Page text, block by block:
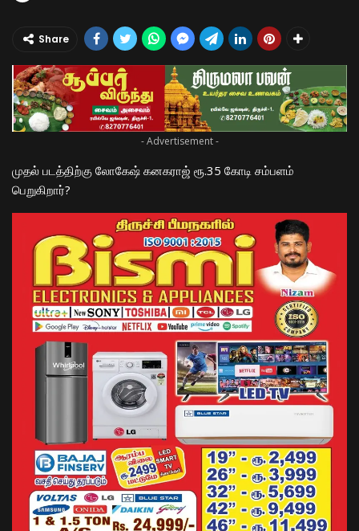
Share
- Advertisement -
முதல் படத்திற்கு லோகேஷ் கனகராஜ் ரூ.35 கோடி சம்பளம்
பெறுகிறார்?